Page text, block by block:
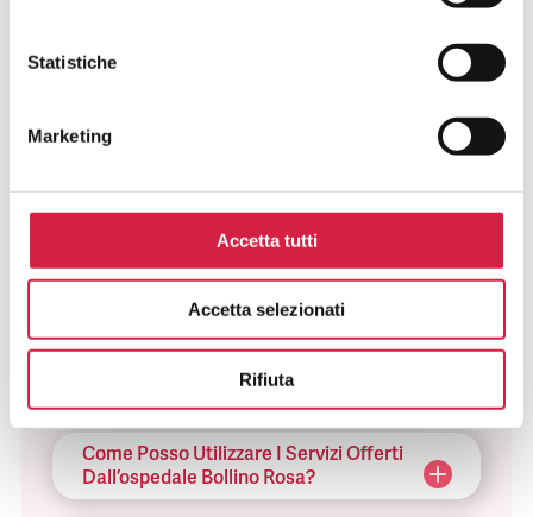
Statistiche
Marketing
Accetta tutti
Accetta selezionati
Rifiuta
FAQ SUGLI OSPEDALI BOLLINO
Cosa Sono Gli Ospedali Bollino Rosa?
Come Viene Assegnato Il Bollino
Come Posso Utilizzare I Servizi Offerti
Dall’ospedale Bollino Rosa?